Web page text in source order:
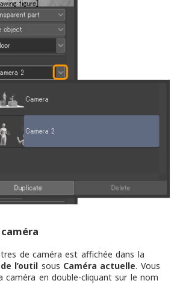
de caméra est affichée dans la
l’outil sous Caméra actuelle. Vous
caméra en double-cliquant sur le nom